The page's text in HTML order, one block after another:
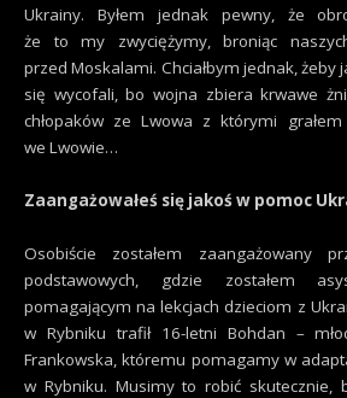
Ukrainy. Byłem jednak pewny, że
że to my zwyciężymy, broniąc
przed Moskalami. Chciałbym jednak, żeby
się wycofali, bo wojna zbiera krwawe
chłopaków ze Lwowa z którymi
we Lwowie…
Zaangażowałeś się jakoś w pomoc
Osobiście zostałem zaangażowany
podstawowych, gdzie zostałem
pomagającym na lekcjach dzieciom z
w Rybniku trafił 16-letni Bohdan –
Frankowska, któremu pomagamy w
w Rybniku. Musimy to robić skutecznie,